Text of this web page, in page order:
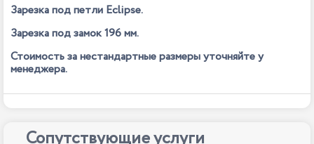
Зарезка под петли Eclipse.
Зарезка под замок 196 мм.
Стоимость за нестандартные размеры уточняйте у
менеджера.
Сопутствующие услуги